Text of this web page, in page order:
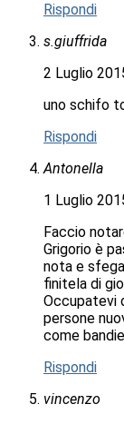
Rispondi
s.giuffrida
2 Luglio
uno schifo
Rispondi
Antonella
1 Luglio
Faccio
Grigorio è
nota e
finitela di
Occupatevi
persone
come
Rispondi
vincenzo